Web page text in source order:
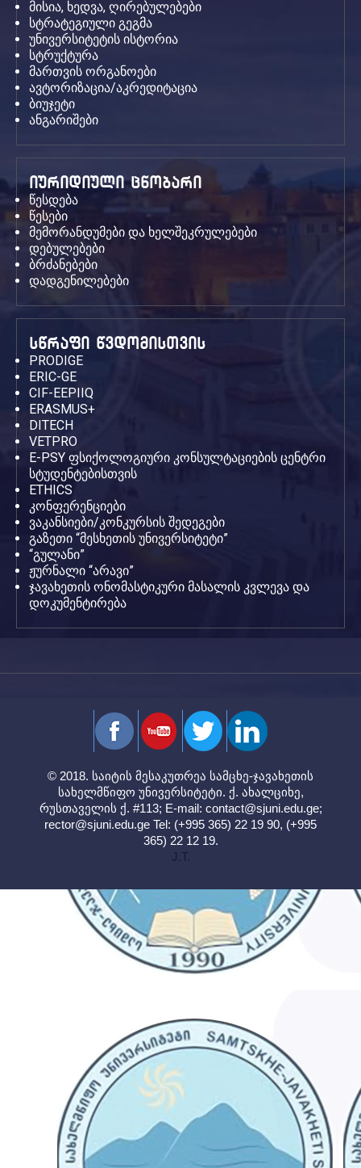
მისია, ხედვა, ღირებულებები
სტრატეგიული გეგმა
უნივერსიტეტის ისტორია
სტრუქტურა
მართვის ორგანოები
ავტორიზაცია/აკრედიტაცია
ბიუჯეტი
ანგარიშები
იურიდიული ცნობარი
წესდება
წესები
მემორანდუმები და ხელშეკრულებები
დებულებები
ბრძანებები
დადგენილებები
სწრაფი წვდომისთვის
PRODIGE
ERIC-GE
CIF-EEPIIQ
ERASMUS+
DITECH
VETPRO
E-PSY ფსიქოლოგიური კონსულტაციების ცენტრი
სტუდენტებისთვის
ETHICS
კონფერენციები
ვაკანსიები/კონკურსის შედეგები
გაზეთი “მესხეთის უნივერსიტეტი”
“გულანი”
ჟურნალი “არავი”
ჯავახეთის ონომასტიკური მასალის კვლევა და
დოკუმენტირება
© 2018. საიტის მესაკუთრეა სამცხე-ჯავახეთის
სახელმწიფო უნივერსიტეტი. ქ. ახალციხე,
რუსთაველის ქ. #113; E-mail: contact@sjuni.edu.ge;
rector@sjuni.edu.ge Tel: (+995 365) 22 19 90, (+995
365) 22 12 19.
J.T.